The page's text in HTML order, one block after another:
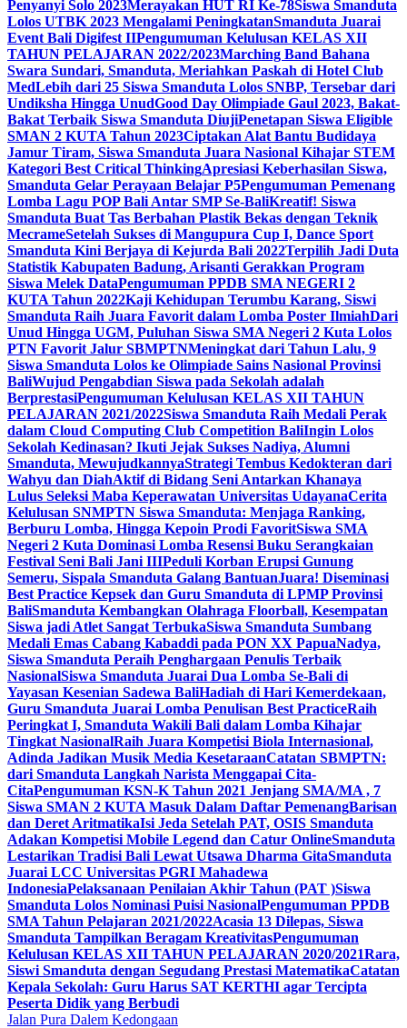
Penyanyi Solo 2023Merayakan HUT RI Ke-78Siswa Smanduta
Lolos UTBK 2023 Mengalami PeningkatanSmanduta Juarai
Event Bali Digifest IIPengumuman Kelulusan KELAS XII
TAHUN PELAJARAN 2022/2023Marching Band Bahana
Swara Sundari, Smanduta, Meriahkan Paskah di Hotel Club
MedLebih dari 25 Siswa Smanduta Lolos SNBP, Tersebar dari
Undiksha Hingga UnudGood Day Olimpiade Gaul 2023, Bakat-
Bakat Terbaik Siswa Smanduta DiujiPenetapan Siswa Eligible
SMAN 2 KUTA Tahun 2023Ciptakan Alat Bantu Budidaya
Jamur Tiram, Siswa Smanduta Juara Nasional Kihajar STEM
Kategori Best Critical ThinkingApresiasi Keberhasilan Siswa,
Smanduta Gelar Perayaan Belajar P5Pengumuman Pemenang
Lomba Lagu POP Bali Antar SMP Se-BaliKreatif! Siswa
Smanduta Buat Tas Berbahan Plastik Bekas dengan Teknik
MecrameSetelah Sukses di Mangupura Cup I, Dance Sport
Smanduta Kini Berjaya di Kejurda Bali 2022Terpilih Jadi Duta
Statistik Kabupaten Badung, Arisanti Gerakkan Program
Siswa Melek DataPengumuman PPDB SMA NEGERI 2
KUTA Tahun 2022Kaji Kehidupan Terumbu Karang, Siswi
Smanduta Raih Juara Favorit dalam Lomba Poster IlmiahDari
Unud Hingga UGM, Puluhan Siswa SMA Negeri 2 Kuta Lolos
PTN Favorit Jalur SBMPTNMeningkat dari Tahun Lalu, 9
Siswa Smanduta Lolos ke Olimpiade Sains Nasional Provinsi
BaliWujud Pengabdian Siswa pada Sekolah adalah
BerprestasiPengumuman Kelulusan KELAS XII TAHUN
PELAJARAN 2021/2022Siswa Smanduta Raih Medali Perak
dalam Cloud Computing Club Competition BaliIngin Lolos
Sekolah Kedinasan? Ikuti Jejak Sukses Nadiya, Alumni
Smanduta, MewujudkannyaStrategi Tembus Kedokteran dari
Wahyu dan DiahAktif di Bidang Seni Antarkan Khanaya
Lulus Seleksi Maba Keperawatan Universitas UdayanaCerita
Kelulusan SNMPTN Siswa Smanduta: Menjaga Ranking,
Berburu Lomba, Hingga Kepoin Prodi FavoritSiswa SMA
Negeri 2 Kuta Dominasi Lomba Resensi Buku Serangkaian
Festival Seni Bali Jani IIIPeduli Korban Erupsi Gunung
Semeru, Sispala Smanduta Galang BantuanJuara! Diseminasi
Best Practice Kepsek dan Guru Smanduta di LPMP Provinsi
BaliSmanduta Kembangkan Olahraga Floorball, Kesempatan
Siswa jadi Atlet Sangat TerbukaSiswa Smanduta Sumbang
Medali Emas Cabang Kabaddi pada PON XX PapuaNadya,
Siswa Smanduta Peraih Penghargaan Penulis Terbaik
NasionalSiswa Smanduta Juarai Dua Lomba Se-Bali di
Yayasan Kesenian Sadewa BaliHadiah di Hari Kemerdekaan,
Guru Smanduta Juarai Lomba Penulisan Best PracticeRaih
Peringkat I, Smanduta Wakili Bali dalam Lomba Kihajar
Tingkat NasionalRaih Juara Kompetisi Biola Internasional,
Adinda Jadikan Musik Media KesetaraanCatatan SBMPTN:
dari Smanduta Langkah Narista Menggapai Cita-
CitaPengumuman KSN-K Tahun 2021 Jenjang SMA/MA , 7
Siswa SMAN 2 KUTA Masuk Dalam Daftar PemenangBarisan
dan Deret AritmatikaIsi Jeda Setelah PAT, OSIS Smanduta
Adakan Kompetisi Mobile Legend dan Catur OnlineSmanduta
Lestarikan Tradisi Bali Lewat Utsawa Dharma GitaSmanduta
Juarai LCC Universitas PGRI Mahadewa
IndonesiaPelaksanaan Penilaian Akhir Tahun (PAT )Siswa
Smanduta Lolos Nominasi Puisi NasionalPengumuman PPDB
SMA Tahun Pelajaran 2021/2022Acasia 13 Dilepas, Siswa
Smanduta Tampilkan Beragam KreativitasPengumuman
Kelulusan KELAS XII TAHUN PELAJARAN 2020/2021Rara,
Siswi Smanduta dengan Segudang Prestasi MatematikaCatatan
Kepala Sekolah: Guru Harus SAT KERTHI agar Tercipta
Peserta Didik yang Berbudi
Jalan Pura Dalem Kedongaan